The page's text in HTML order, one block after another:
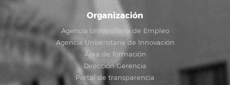
Organización
Agencia Universitaria de Empleo
Agencia Universitaria de Innovación
Área de formación
Dirección Gerencia
Portal de transparencia